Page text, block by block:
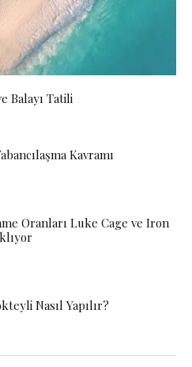
Balayı Tatili
Kavramı
Oranları Luke Cage ve Iron
Nasıl Yapılır?